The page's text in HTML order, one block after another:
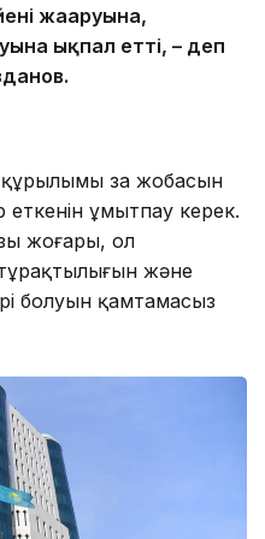
жаңаруына,
ықпал етті, – деп
құрылымы заң жобасын
еткенін ұмытпау керек.
жоғары, ол
тұрақтылығын және
болуын қамтамасыз